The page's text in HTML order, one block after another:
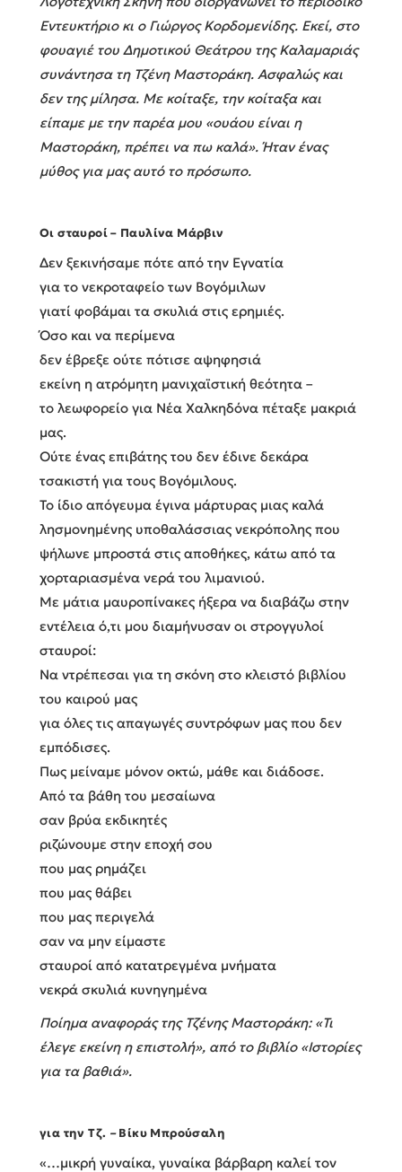
Εντευκτήριο κι ο Γιώργος Κορδομενίδης. Εκεί, στο
φουαγιέ του Δημοτικού Θεάτρου της Καλαμαριάς
συνάντησα τη Τζένη Μαστοράκη. Ασφαλώς και
δεν της μίλησα. Με κοίταξε, την κοίταξα και
είπαμε με την παρέα μου «ουάου είναι η
Μαστοράκη, πρέπει να πω καλά». Ήταν ένας
μύθος για μας αυτό το πρόσωπο.
Οι σταυροί – Παυλίνα Μάρβιν
Δεν ξεκινήσαμε πότε από την Εγνατία
για το νεκροταφείο των Βογόμιλων
γιατί φοβάμαι τα σκυλιά στις ερημιές.
Όσο και να περίμενα
δεν έβρεξε ούτε πότισε αψηφησιά
εκείνη η ατρόμητη μανιχαϊστική θεότητα –
το λεωφορείο για Νέα Χαλκηδόνα πέταξε μακριά
μας.
Ούτε ένας επιβάτης του δεν έδινε δεκάρα
τσακιστή για τους Βογόμιλους.
Το ίδιο απόγευμα έγινα μάρτυρας μιας καλά
λησμονημένης υποθαλάσσιας νεκρόπολης που
ψήλωνε μπροστά στις αποθήκες, κάτω από τα
χορταριασμένα νερά του λιμανιού.
Με μάτια μαυροπίνακες ήξερα να διαβάζω στην
εντέλεια ό,τι μου διαμήνυσαν οι στρογγυλοί
σταυροί:
Να ντρέπεσαι για τη σκόνη στο κλειστό βιβλίου
του καιρού μας
για όλες τις απαγωγές συντρόφων μας που δεν
εμπόδισες.
Πως μείναμε μόνον οκτώ, μάθε και διάδοσε.
Από τα βάθη του μεσαίωνα
σαν βρύα εκδικητές
ριζώνουμε στην εποχή σου
που μας ρημάζει
που μας θάβει
που μας περιγελά
σαν να μην είμαστε
σταυροί από κατατρεγμένα μνήματα
νεκρά σκυλιά κυνηγημένα
Ποίημα αναφοράς της Τζένης Μαστοράκη: «Τι
έλεγε εκείνη η επιστολή», από το βιβλίο «Ιστορίες
για τα βαθιά».
για την Τζ. –Βίκυ Μπρούσαλη
«…μικρή γυναίκα, γυναίκα βάρβαρη καλεί τον